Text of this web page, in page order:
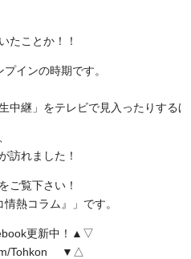
たことか！！
インの時期です。
中継」をテレビで見入ったりする
訪れました！
ご覧下さい！
熱コラム』」です。
更新中！▲▽
Tohkon ▼△